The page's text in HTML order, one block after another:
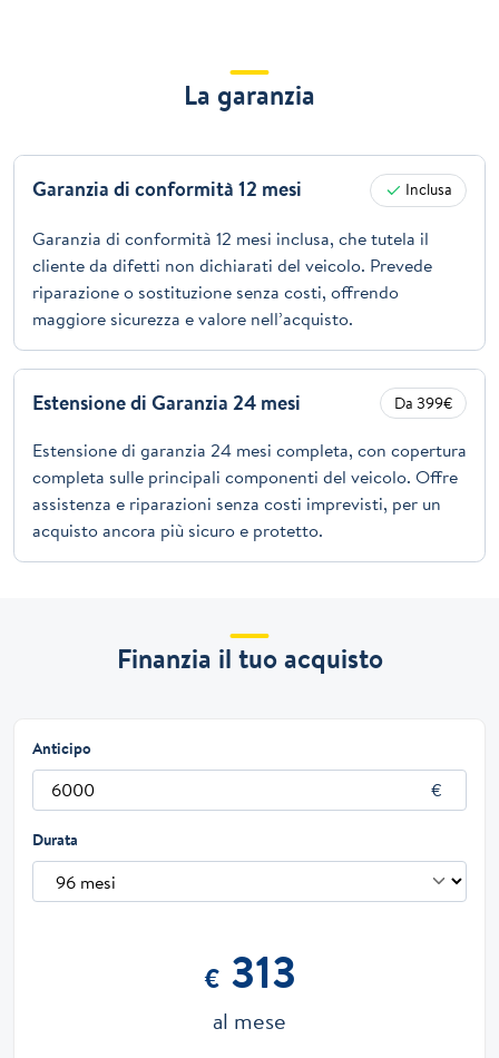
La garanzia
Garanzia di conformità 12 mesi Inclusa
Garanzia di conformità 12 mesi inclusa, che tutela il
cliente da difetti non dichiarati del veicolo. Prevede
riparazione o sostituzione senza costi, offrendo
maggiore sicurezza e valore nell’acquisto.
Estensione di Garanzia 24 mesi Da 399€
Estensione di garanzia 24 mesi completa, con copertura
completa sulle principali componenti del veicolo. Offre
assistenza e riparazioni senza costi imprevisti, per un
acquisto ancora più sicuro e protetto.
Finanzia il tuo acquisto
Anticipo
Durata
€313
al mese